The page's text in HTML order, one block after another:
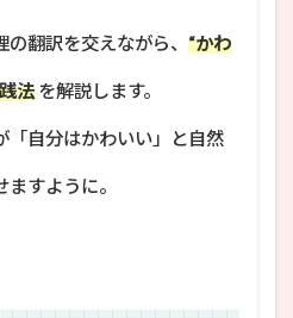
翻訳を交えながら、 “かわ
法 を解説します。
「自分はかわいい」と自然
すように。